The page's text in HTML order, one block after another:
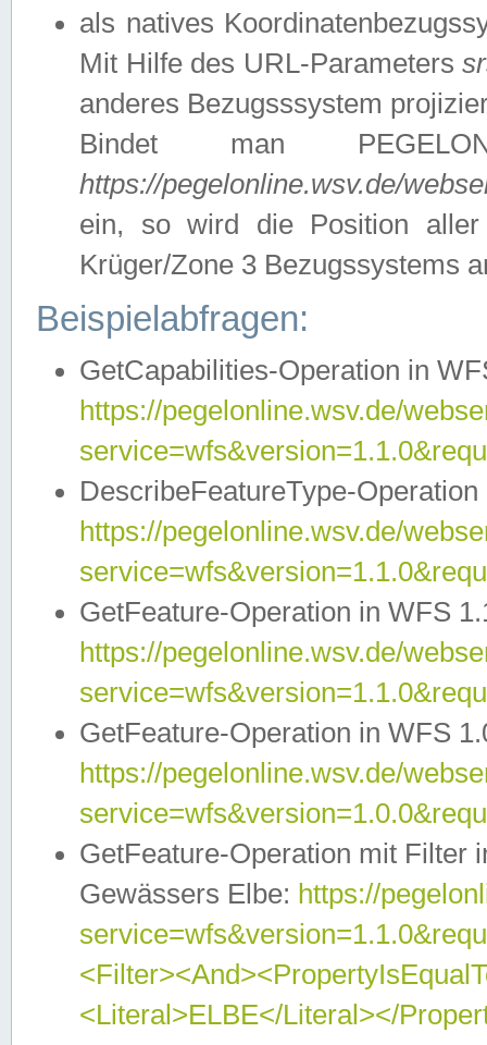
als natives
Mit Hilfe des URL-Parameters
anderes Bezugsssystem
Bindet man
https://pegelonline.wsv.de/
ein, so wird die Position
Krüger/Zone 3 Bezugssystems
Beispielabfragen:
GetCapabilities-Operation in
https://pegelonline.wsv.de/
DescribeFeatureType-
https://pegelonline.wsv.de/
GetFeature-Operation in WFS
https://pegelonline.wsv.de/
GetFeature-Operation in WFS
https://pegelonline.wsv.de/
GetFeature-Operation mit Filter
Gewässers Elbe: https://
<Literal>ELBE</Literal></